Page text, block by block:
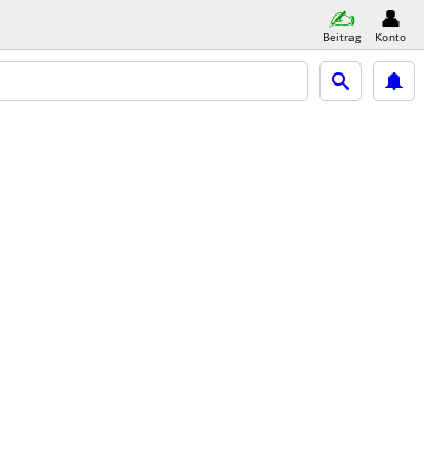
Beitrag Konto